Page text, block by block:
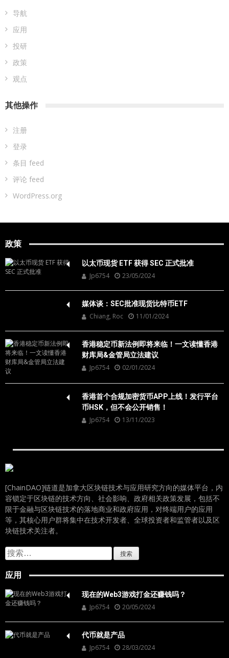
导航
应用
投研
政策
观点
其他操作
注册
登录
条目 feed
评论 feed
WordPress.org
政策
以太币现货 ETF 获得 SEC 正式批准
Jp6754 23/05/2024
媒体谈：SEC批准现货比特币ETF
Chiang, Roc 11/01/2024
香港稳定币新法例即将来临！一文读懂香港
财库局&金管局立法建议
Jp6754 02/01/2024
香港首个合规加密货币APP上线！发行平台
币HSK，但不会公开销售！
Jp6754 13/11/2023
[ChainDAO]链道是加拿大区块链技术与应用研究方向的媒体平台，内
容锁定于区块链的技术方向、社会影响、政府相关政策发展，包括不
限于金融与区块链技术的落地商业和政府应用，对终端用户的应用
等，其核心用户群将集中在技术开发者、全球投资者和监管者以及区
块链技术关注者。
搜
索：
应用
现在的Web3游戏打金还赚钱吗？
Jp6754 20/05/2024
代币就是产品
Jp6754 28/03/2024